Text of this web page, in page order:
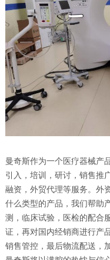
曼奇斯作为一个医疗器械产
引入，培训，研讨，销售推
融资，外贸代理等服务。外
什么类型的产品，我们帮助
测，临床试验，医检的配合
证，再对国内经销商进行产
销售管控，最后物流配送，